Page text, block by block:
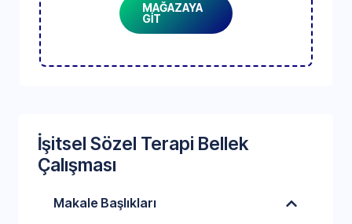
MAĞAZAYA
GİT
İşitsel Sözel Terapi Bellek
Çalışması
Makale Başlıkları